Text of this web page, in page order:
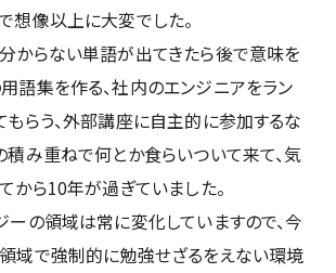
想像以上に大変でした。
からない単語が出てきたら後で意味を
語集を作る、社内のエンジニアをラン
もらう、外部講座に自主的に参加するな
積み重ねで何とか食らいついて来て、気
から10年が過ぎていました。
ーの領域は常に変化していますので、今
域で強制的に勉強せざるをえない環境